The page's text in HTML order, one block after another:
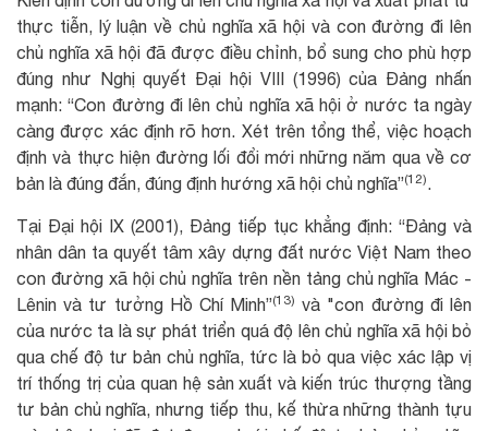
thực tiễn, lý luận về chủ nghĩa xã hội và con đường đi lên
chủ nghĩa xã hội đã được điều chỉnh, bổ sung cho phù hợp
đúng như Nghị quyết Đại hội VIII (1996) của Đảng nhấn
mạnh: “Con đường đi lên chủ nghĩa xã hội ở nước ta ngày
càng được xác định rõ hơn. Xét trên tổng thể, việc hoạch
định và thực hiện đường lối đổi mới những năm qua về cơ
bản là đúng đắn, đúng định hướng xã hội chủ nghĩa”(12).
Tại Đại hội IX (2001), Đảng tiếp tục khẳng định: “Đảng và
nhân dân ta quyết tâm xây dựng đất nước Việt Nam theo
con đường xã hội chủ nghĩa trên nền tảng chủ nghĩa Mác -
Lênin và tư tưởng Hồ Chí Minh”(13) và "con đường đi lên
của nước ta là sự phát triển quá độ lên chủ nghĩa xã hội bỏ
qua chế độ tư bản chủ nghĩa, tức là bỏ qua việc xác lập vị
trí thống trị của quan hệ sản xuất và kiến trúc thượng tầng
tư bản chủ nghĩa, nhưng tiếp thu, kế thừa những thành tựu